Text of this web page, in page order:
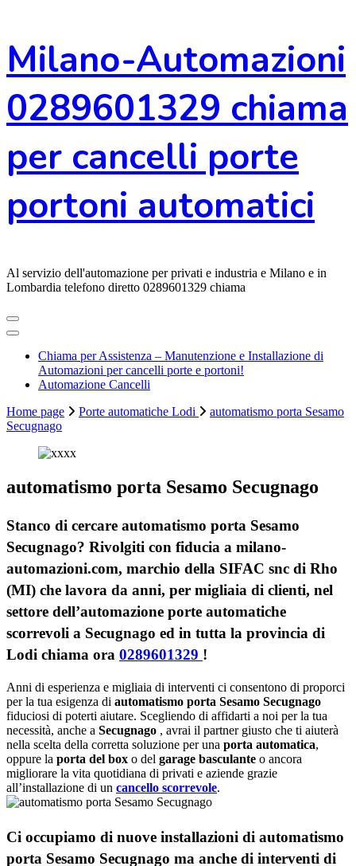
al
contenuto
Milano-Automazioni
0289601329 chiama
per cancelli porte
portoni automatici
Al servizio dell'automazione per privati e industria e Milano e in
Lombardia telefono diretto 0289601329 chiama
Chiama per Assistenza – Manutenzione e Installazione di
Automazioni per cancelli porte e portoni!
Automazione Cancelli
Home page
Porte automatiche Lodi
automatismo porta Sesamo
Secugnago
automatismo porta Sesamo Secugnago
Stanco di cercare automatismo porta Sesamo
Secugnago? Rivolgiti con fiducia a milano-
automazioni.com, marchio della SIFAC snc di Rho
(MI) che lavora da anni, per migliaia di clienti, nel
settore dell’automazione porte automatiche
scorrevoli a Secugnago ed in tutta la provincia di
Lodi chiama ora 0289601329 !
Anni di esperienza e migliaia di interventi ci consentono di proporci
per la tua esigenza di automatismo porta Sesamo Secugnago
fiduciosi di poterti aiutare. Scegliendo di affidarti a noi per la tua
necessità, anche a Secugnago , avrai il partner giusto che ti aiuterà
nella scelta della corretta soluzione per una porta automatica,
oppure la porta del box o del garage basculante o ancora
migliorare la vita quotidiana di privati e aziende grazie
all’installazione di un cancello scorrevole.
Ci occupiamo di nuove installazioni di automatismo
porta Sesamo Secugnago ma anche di interventi di